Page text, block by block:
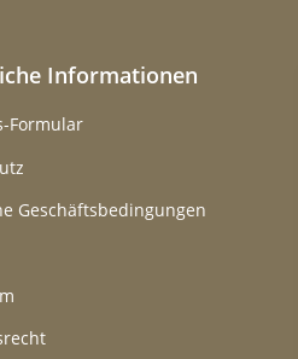
Informationen
Formular
Geschäftsbedingungen